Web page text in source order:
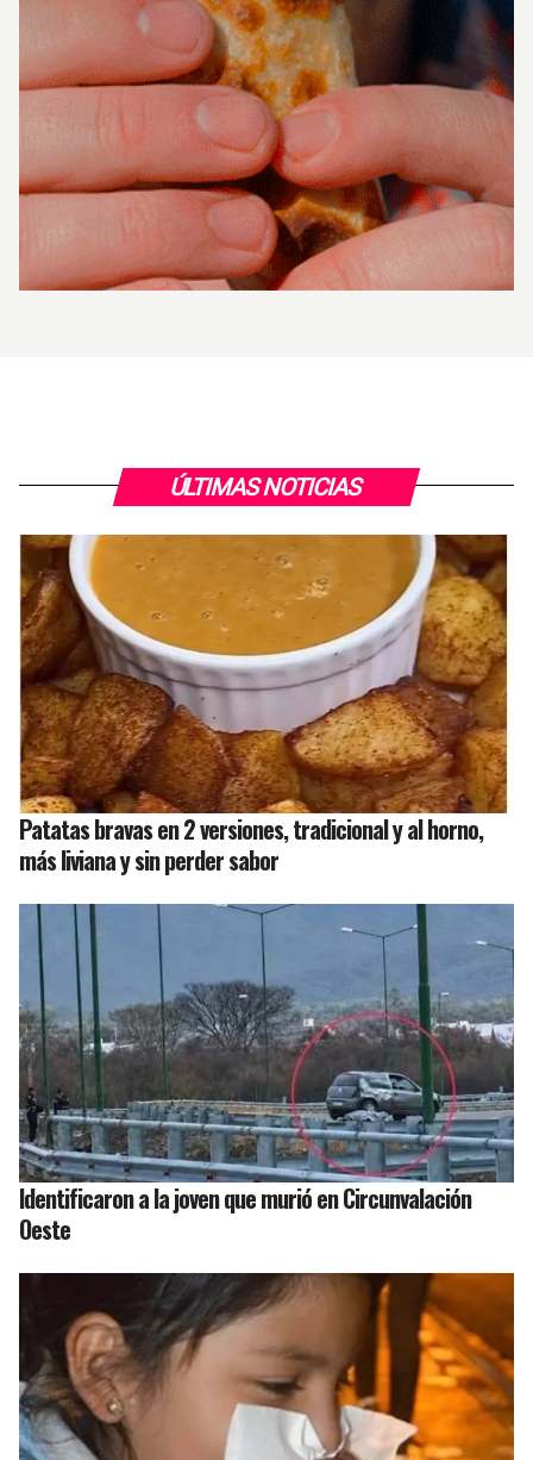
ÚLTIMAS NOTICIAS
Patatas bravas en 2 versiones, tradicional y al horno,
más liviana y sin perder sabor
Identificaron a la joven que murió en Circunvalación
Oeste